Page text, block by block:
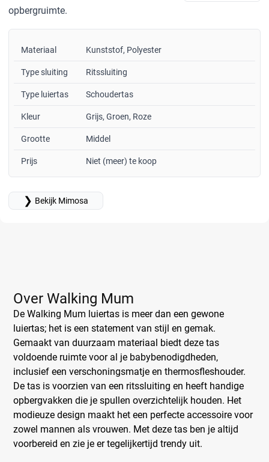
opbergruimte.
Materiaal Kunststof, Polyester
Type sluiting Ritssluiting
Type luiertas Schoudertas
Kleur Grijs, Groen, Roze
Grootte Middel
Prijs Niet (meer) te koop
❯ Bekijk Mimosa
Over Walking Mum
De Walking Mum luiertas is meer dan een gewone
luiertas; het is een statement van stijl en gemak.
Gemaakt van duurzaam materiaal biedt deze tas
voldoende ruimte voor al je babybenodigdheden,
inclusief een verschoningsmatje en thermosfleshouder.
De tas is voorzien van een ritssluiting en heeft handige
opbergvakken die je spullen overzichtelijk houden. Het
modieuze design maakt het een perfecte accessoire voor
zowel mannen als vrouwen. Met deze tas ben je altijd
voorbereid en zie je er tegelijkertijd trendy uit.